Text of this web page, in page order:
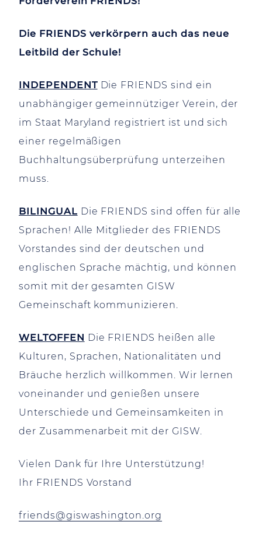
Die FRIENDS verkörpern auch das neue
Leitbild der Schule!
INDEPENDENTDie FRIENDS sind ein
unabhängiger gemeinnütziger Verein, der
im Staat Maryland registriert ist und sich
einer regelmäßigen
Buchhaltungsüberprüfung unterzeihen
muss.
BILINGUAL Die FRIENDS sind offen für alle
Sprachen! Alle Mitglieder des FRIENDS
Vorstandes sind der deutschen und
englischen Sprache mächtig, und können
somit mit der gesamten GISW
Gemeinschaft kommunizieren.
WELTOFFEN Die FRIENDS heißen alle
Kulturen, Sprachen, Nationalitäten und
Bräuche herzlich willkommen. Wir lernen
voneinander und genießen unsere
Unterschiede und Gemeinsamkeiten in
der Zusammenarbeit mit der GISW.
Vielen Dank für Ihre Unterstützung!
Ihr FRIENDS Vorstand
friends@giswashington.org